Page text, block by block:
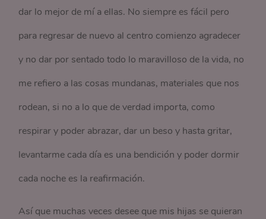
dar lo mejor de mí a ellas. No siempre es fácil pero
para regresar de nuevo al centro comienzo agradecer
y no dar por sentado todo lo maravilloso de la vida, no
me refiero a las cosas mundanas, materiales que nos
rodean, si no a lo que de verdad importa, como
respirar y poder abrazar, dar un beso y hasta gritar,
levantarme cada día es una bendición y poder dormir
cada noche es la reafirmación.
Así que muchas veces desee que mis hijas se quieran